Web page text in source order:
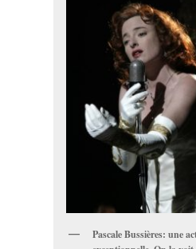
Pascale Bussières: une